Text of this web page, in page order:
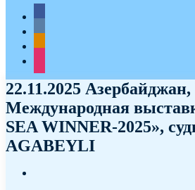
22.11.2025
Международная
SEA WINNER-2025»,
AGABEYLI